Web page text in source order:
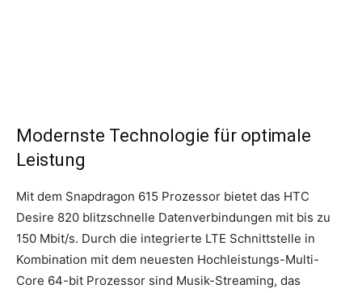
Modernste Technologie für optimale
Leistung
Mit dem Snapdragon 615 Prozessor bietet das HTC
Desire 820 blitzschnelle Datenverbindungen mit bis zu
150 Mbit/s. Durch die integrierte LTE Schnittstelle in
Kombination mit dem neuesten Hochleistungs-Multi-
Core 64-bit Prozessor sind Musik-Streaming, das